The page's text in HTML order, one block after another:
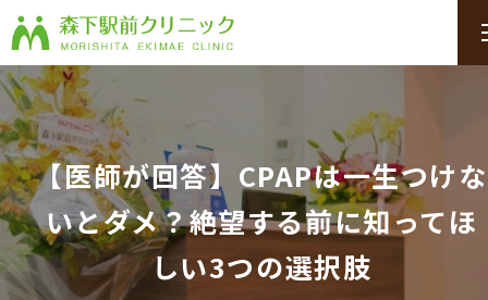
【医師が回答】CPAPは一生つけな
いとダメ？絶望する前に知ってほ
しい3つの選択肢